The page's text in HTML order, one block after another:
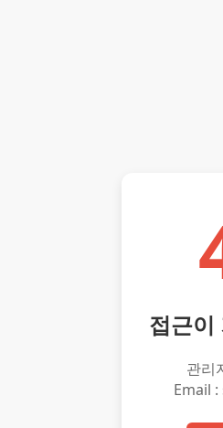
접근이
관리
Email